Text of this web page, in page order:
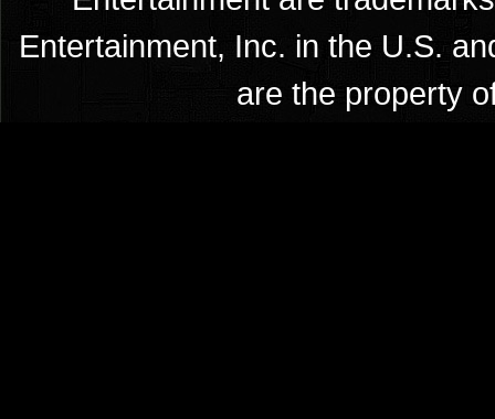
Entertainment, Inc. in the U.S.
are the property